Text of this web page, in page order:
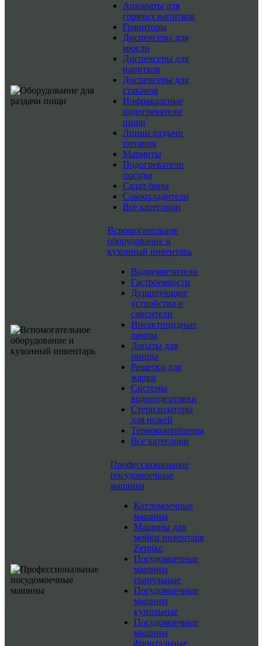
Аппараты для
горячих напитков
Граниторы
Диспенсеры для
мюсли
Диспенсеры для
напитков
Диспенсеры для
стаканов
Инфракрасные
подогреватели
пищи
Линии раздачи
питания
Мармиты
Подогреватели
посуды
Салат-бары
Сокоохладители
Все категории
Вспомогательное
оборудование и
кухонный инвентарь
Водоумягчители
Гастроемкости
Душирующие
устройства и
смесители
Инсектицидные
лампы
Лопаты для
пиццы
Решетки для
жарки
Системы
водоподготовки
Стерилизаторы
для ножей
Термоконтейнеры
Все категории
Профессиональные
посудомоечные
машины
Котломоечные
машины
Машины для
мойки инвентаря
Zernike
Посудомоечные
машины
гранульные
Посудомоечные
машины
купольные
Посудомоечные
машины
фронтальные